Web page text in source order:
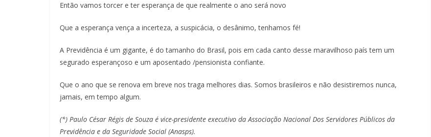
Então vamos torcer e ter esperança de que realmente o ano será novo
Que a esperança vença a incerteza, a suspicácia, o desânimo, tenhamos fé!
A Previdência é um gigante, é do tamanho do Brasil, pois em cada canto desse maravilhoso país tem um
segurado esperançoso e um aposentado /pensionista confiante.
Que o ano que se renova em breve nos traga melhores dias. Somos brasileiros e não desistiremos nunca,
jamais, em tempo algum.
(*) Paulo César Régis de Souza é vice-presidente executivo da Associação Nacional Dos Servidores Públicos da
Previdência e da Seguridade Social (Anasps).